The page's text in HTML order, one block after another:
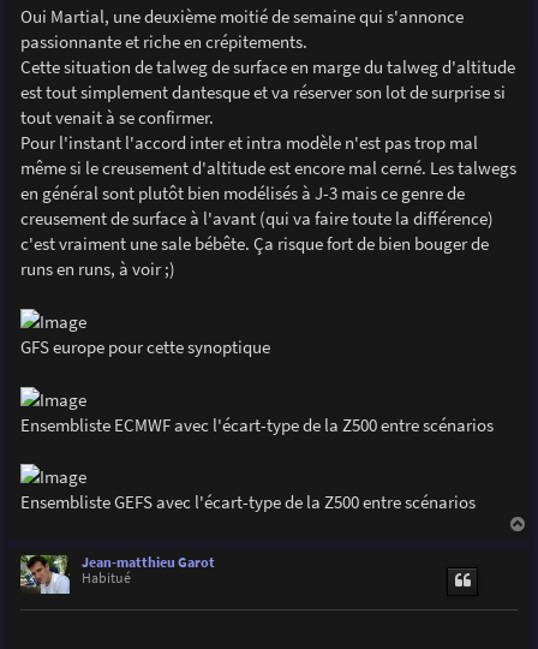
s
s
a
g
e
Oui Martial, une deuxième moitié de semaine qui s'annonce
passionnante et riche en crépitements.
Cette situation de talweg de surface en marge du talweg d'altitude
est tout simplement dantesque et va réserver son lot de surprise si
tout venait à se confirmer.
Pour l'instant l'accord inter et intra modèle n'est pas trop mal
même si le creusement d'altitude est encore mal cerné. Les talwegs
en général sont plutôt bien modélisés à J-3 mais ce genre de
creusement de surface à l'avant (qui va faire toute la différence)
c'est vraiment une sale bébête. Ça risque fort de bien bouger de
runs en runs, à voir ;)
GFS europe pour cette synoptique
Ensembliste ECMWF avec l'écart-type de la Z500 entre scénarios
Ensembliste GEFS avec l'écart-type de la Z500 entre scénarios
Jean-matthieu Garot
Habitué